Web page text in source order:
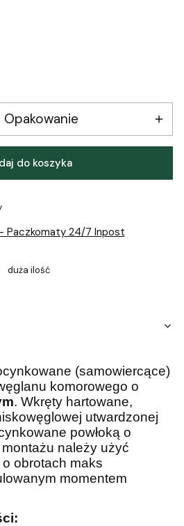
Opakowanie
do koszyka
- Paczkomaty 24/7 Inpost
duża ilość
(samowiercące)
komorowego o
. Wkręty hartowane,
utwardzonej
powłoką o
montażu należy użyć
obrotach maks
momentem